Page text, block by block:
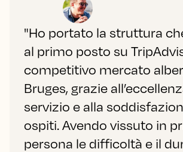
"Ho portato la struttura
al primo posto su
competitivo mercato
Bruges, grazie
servizio e alla
ospiti. Avendo vissuto in
persona le difficoltà e il